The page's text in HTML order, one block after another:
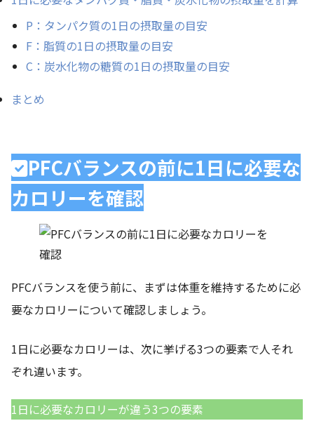
P：タンパク質の1日の摂取量の目安
F：脂質の1日の摂取量の目安
C：炭水化物の糖質の1日の摂取量の目安
まとめ
PFCバランスの前に1日に必要な
カロリーを確認
PFCバランスを使う前に、まずは体重を維持するために必
要なカロリーについて確認しましょう。
1日に必要なカロリーは、次に挙げる3つの要素で人それ
ぞれ違います。
1日に必要なカロリーが違う3つの要素